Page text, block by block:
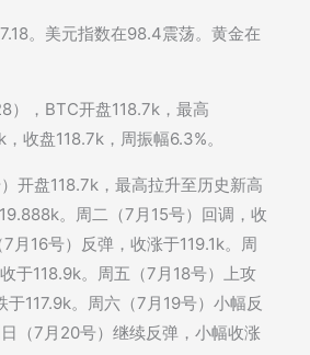
。美元指数在98.4震荡。黄金在
），BTC开盘118.7k，最高
收盘118.7k，周振幅6.3%。
开盘118.7k，最高拉升至历史新高
。周二（7月15号）回调，收
月16号）反弹，收涨于119.1k。周
于118.9k。周五（7月18号）上攻
于117.9k。周六（7月19号）小幅反
（7月20号）继续反弹，小幅收涨